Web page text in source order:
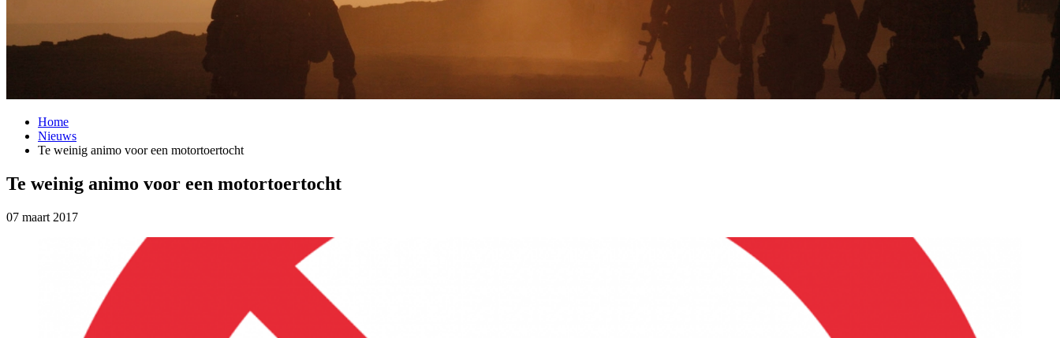
Home
Nieuws
Te weinig animo voor een motortoertocht
Te weinig animo voor een motortoertocht
07 maart 2017